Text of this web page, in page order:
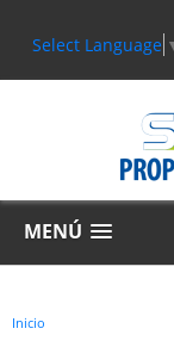
Select Language
MENÚ
Inicio